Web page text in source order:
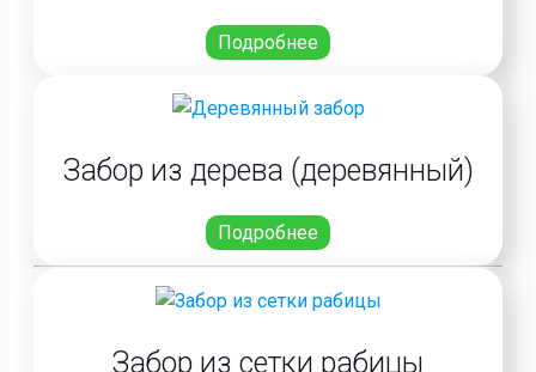
Подробнее
Забор из дерева (деревянный)
Подробнее
Забор из сетки рабицы